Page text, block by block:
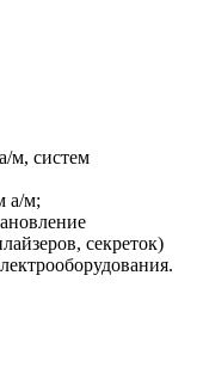
м, систем
а/м;
секреток)